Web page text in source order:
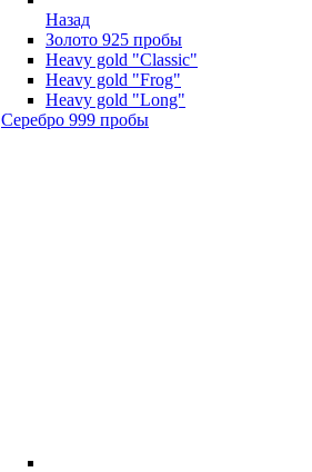
Назад
Золото 925 пробы
Heavy gold "Classic"
Heavy gold "Frog"
Heavy gold "Long"
Серебро 999 пробы